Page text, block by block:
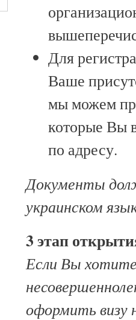
Для
Ваше
мы можем
которые Вы
по адресу.
Документы
украинском
3 этап
Если Вы
оформить визу